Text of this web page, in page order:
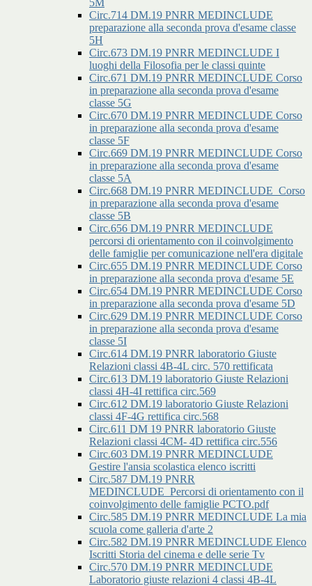
5M
Circ.714 DM.19 PNRR MEDINCLUDE
preparazione alla seconda prova d'esame classe
5H
Circ.673 DM.19 PNRR MEDINCLUDE I
luoghi della Filosofia per le classi quinte
Circ.671 DM.19 PNRR MEDINCLUDE Corso
in preparazione alla seconda prova d'esame
classe 5G
Circ.670 DM.19 PNRR MEDINCLUDE Corso
in preparazione alla seconda prova d'esame
classe 5F
Circ.669 DM.19 PNRR MEDINCLUDE Corso
in preparazione alla seconda prova d'esame
classe 5A
Circ.668 DM.19 PNRR MEDINCLUDE_Corso
in preparazione alla seconda prova d'esame
classe 5B
Circ.656 DM.19 PNRR MEDINCLUDE
percorsi di orientamento con il coinvolgimento
delle famiglie per comunicazione nell'era digitale
Circ.655 DM.19 PNRR MEDINCLUDE Corso
in preparazione alla seconda prova d'esame 5E
Circ.654 DM.19 PNRR MEDINCLUDE Corso
in preparazione alla seconda prova d'esame 5D
Circ.629 DM.19 PNRR MEDINCLUDE Corso
in preparazione alla seconda prova d'esame
classe 5I
Circ.614 DM.19 PNRR laboratorio Giuste
Relazioni classi 4B-4L circ. 570 rettificata
Circ.613 DM.19 laboratorio Giuste Relazioni
classi 4H-4I rettifica circ.569
Circ.612 DM.19 laboratorio Giuste Relazioni
classi 4F-4G rettifica circ.568
Circ.611 DM 19 PNRR laboratorio Giuste
Relazioni classi 4CM- 4D rettifica circ.556
Circ.603 DM.19 PNRR MEDINCLUDE
Gestire l'ansia scolastica elenco iscritti
Circ.587 DM.19 PNRR
MEDINCLUDE_Percorsi di orientamento con il
coinvolgimento delle famiglie PCTO.pdf
Circ.585 DM.19 PNRR MEDINCLUDE La mia
scuola come galleria d'arte 2
Circ.582 DM.19 PNRR MEDINCLUDE Elenco
Iscritti Storia del cinema e delle serie Tv
Circ.570 DM.19 PNRR MEDINCLUDE
Laboratorio giuste relazioni 4 classi 4B-4L